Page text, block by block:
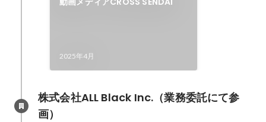
2025年4月
株式会社ALL Black Inc.（業務委託にて参
画）